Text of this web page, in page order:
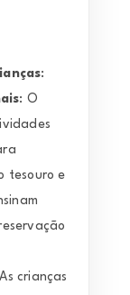
:
: O
tesouro e
crianças